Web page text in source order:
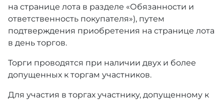
на странице лота в разделе «Обязанности и
ответственность покупателя»), путем
подтверждения приобретения на странице лота
в день торгов.
Торги проводятся при наличии двух и более
допущенных к торгам участников.
Для участия в торгах участнику, допущенному к